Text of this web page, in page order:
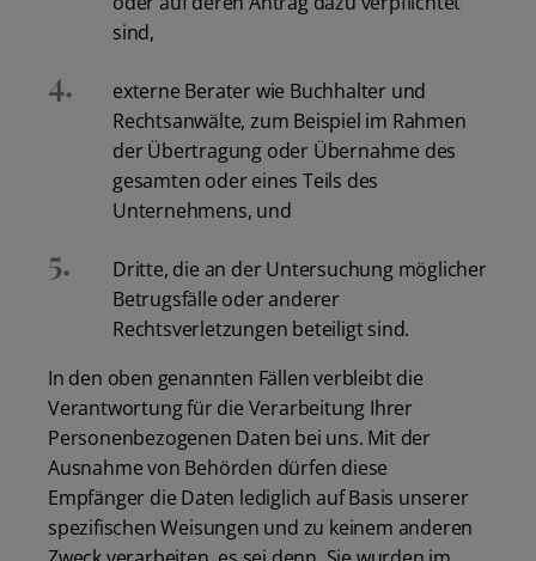
sind,
externe Berater wie Buchhalter und
Rechtsanwälte, zum Beispiel im Rahmen
der Übertragung oder Übernahme des
gesamten oder eines Teils des
Unternehmens, und
Dritte, die an der Untersuchung möglicher
Betrugsfälle oder anderer
Rechtsverletzungen beteiligt sind.
In den oben genannten Fällen verbleibt die
Verantwortung für die Verarbeitung Ihrer
Personenbezogenen Daten bei uns. Mit der
Ausnahme von Behörden dürfen diese
Empfänger die Daten lediglich auf Basis unserer
spezifischen Weisungen und zu keinem anderen